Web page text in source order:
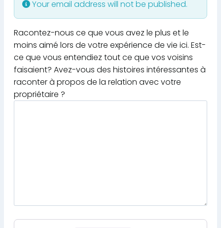
Your email address will not be published.
Racontez-nous ce que vous avez le plus et le
moins aimé lors de votre expérience de vie ici. Est-
ce que vous entendiez tout ce que vos voisins
faisaient? Avez-vous des histoires intéressantes à
raconter à propos de la relation avec votre
propriétaire ?